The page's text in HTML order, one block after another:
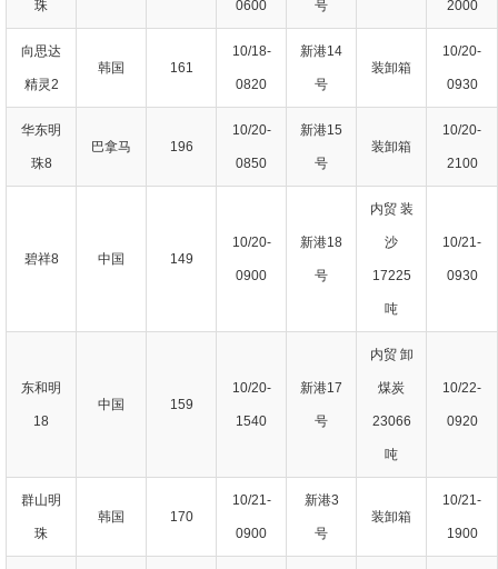
珠 0600 号 2000
向思达
精灵2
韩国 161
10/18-
0820
新港14
号
装卸箱
10/20-
0930
华东明
珠8
巴拿马 196
10/20-
0850
新港15
号
装卸箱
10/20-
2100
碧祥8 中国 149
10/20-
0900
新港18
号
内贸 装
沙
17225
吨
10/21-
0930
东和明
18
中国 159
10/20-
1540
新港17
号
内贸 卸
煤炭
23066
吨
10/22-
0920
群山明
珠
韩国 170
10/21-
0900
新港3
号
装卸箱
10/21-
1900